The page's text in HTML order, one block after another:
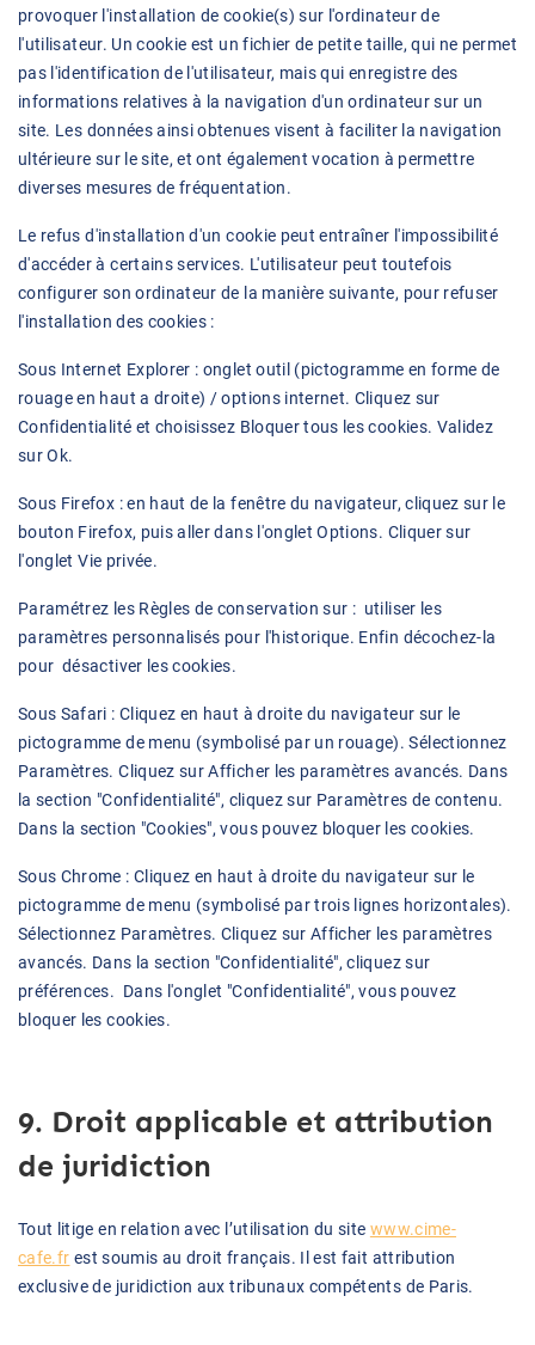
provoquer l'installation de cookie(s) sur l'ordinateur de
l'utilisateur. Un cookie est un fichier de petite taille, qui ne permet
pas l'identification de l'utilisateur, mais qui enregistre des
informations relatives à la navigation d'un ordinateur sur un
site. Les données ainsi obtenues visent à faciliter la navigation
ultérieure sur le site, et ont également vocation à permettre
diverses mesures de fréquentation.
Le refus d'installation d'un cookie peut entraîner l'impossibilité
d'accéder à certains services. L'utilisateur peut toutefois
configurer son ordinateur de la manière suivante, pour refuser
l'installation des cookies :
Sous Internet Explorer : onglet outil (pictogramme en forme de
rouage en haut a droite) / options internet. Cliquez sur
Confidentialité et choisissez Bloquer tous les cookies. Validez
sur Ok.
Sous Firefox : en haut de la fenêtre du navigateur, cliquez sur le
bouton Firefox, puis aller dans l'onglet Options. Cliquer sur
l'onglet Vie privée.
Paramétrez les Règles de conservation sur : utiliser les
paramètres personnalisés pour l'historique. Enfin décochez-la
pour désactiver les cookies.
Sous Safari : Cliquez en haut à droite du navigateur sur le
pictogramme de menu (symbolisé par un rouage). Sélectionnez
Paramètres. Cliquez sur Afficher les paramètres avancés. Dans
la section "Confidentialité", cliquez sur Paramètres de contenu.
Dans la section "Cookies", vous pouvez bloquer les cookies.
Sous Chrome : Cliquez en haut à droite du navigateur sur le
pictogramme de menu (symbolisé par trois lignes horizontales).
Sélectionnez Paramètres. Cliquez sur Afficher les paramètres
avancés. Dans la section "Confidentialité", cliquez sur
préférences. Dans l'onglet "Confidentialité", vous pouvez
bloquer les cookies.
9. Droit applicable et attribution
de juridiction
Tout litige en relation avec l’utilisation du site www.cime-
cafe.fr est soumis au droit français. Il est fait attribution
exclusive de juridiction aux tribunaux compétents de Paris.